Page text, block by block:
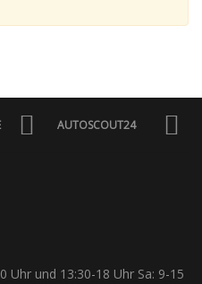
AUTOSCOUT24
Uhr und 13:30-18 Uhr Sa: 9-15